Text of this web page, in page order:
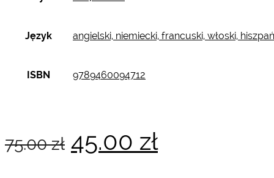
Język angielski, niemiecki, francuski, włoski,
ISBN 9789460094712
75.00zł Pierwotna
45.00 złAktualna